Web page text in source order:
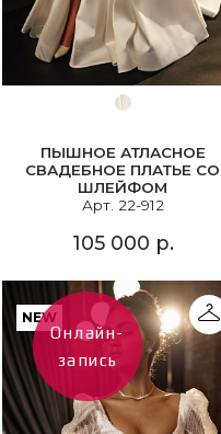
ПЫШНОЕ АТЛАСНОЕ
СВАДЕБНОЕ ПЛАТЬЕ СО
ШЛЕЙФОМ
Арт. 22-912
105 000 р.
NEW
Онлайн-
запись